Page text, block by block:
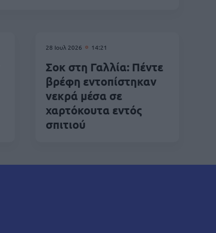
28 Ιουλ 2026 14:21
Σοκ στη Γαλλία: Πέντε
βρέφη εντοπίστηκαν
νεκρά μέσα σε
χαρτόκουτα εντός
σπιτιού